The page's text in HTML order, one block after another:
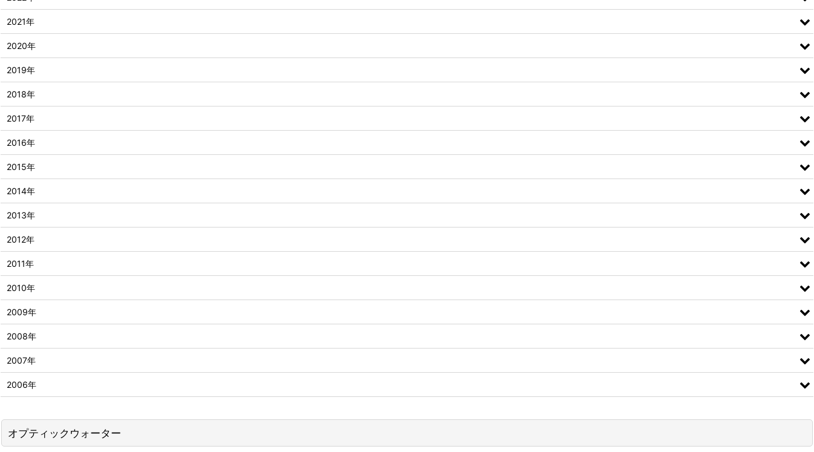
オプティックウォーター
2021年
2020年
2019年
2018年
2017年
2016年
2015年
2014年
2013年
2012年
2011年
2010年
2009年
2008年
2007年
2006年